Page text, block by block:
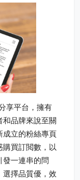
享平台，擁有
品牌來說至關
成立的粉絲專頁
購買訂閲數，以
一連串的問
選擇品質優，效